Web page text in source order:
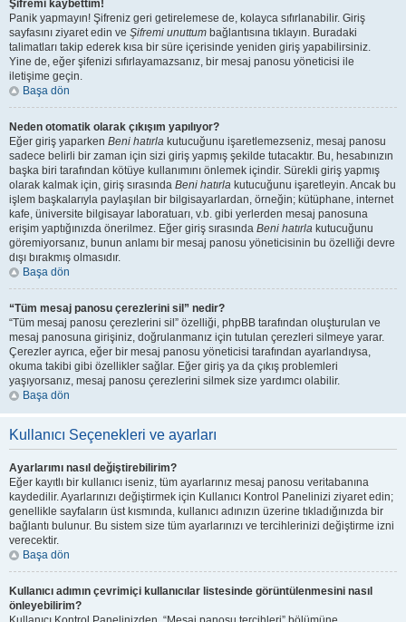
Şifremi kaybettim!
Panik yapmayın! Şifreniz geri getirelemese de, kolayca sıfırlanabilir. Giriş
sayfasını ziyaret edin ve Şifremi unuttum bağlantısına tıklayın. Buradaki
talimatları takip ederek kısa bir süre içerisinde yeniden giriş yapabilirsiniz.
Yine de, eğer şifenizi sıfırlayamazsanız, bir mesaj panosu yöneticisi ile
iletişime geçin.
Başa dön
Neden otomatik olarak çıkışım yapılıyor?
Eğer giriş yaparken Beni hatırla kutucuğunu işaretlemezseniz, mesaj panosu
sadece belirli bir zaman için sizi giriş yapmış şekilde tutacaktır. Bu, hesabınızın
başka biri tarafından kötüye kullanımını önlemek içindir. Sürekli giriş yapmış
olarak kalmak için, giriş sırasında Beni hatırla kutucuğunu işaretleyin. Ancak bu
işlem başkalarıyla paylaşılan bir bilgisayarlardan, örneğin; kütüphane, internet
kafe, üniversite bilgisayar laboratuarı, v.b. gibi yerlerden mesaj panosuna
erişim yaptığınızda önerilmez. Eğer giriş sırasında Beni hatırla kutucuğunu
göremiyorsanız, bunun anlamı bir mesaj panosu yöneticisinin bu özelliği devre
dışı bırakmış olmasıdır.
Başa dön
“Tüm mesaj panosu çerezlerini sil” nedir?
“Tüm mesaj panosu çerezlerini sil” özelliği, phpBB tarafından oluşturulan ve
mesaj panosuna girişiniz, doğrulanmanız için tutulan çerezleri silmeye yarar.
Çerezler ayrıca, eğer bir mesaj panosu yöneticisi tarafından ayarlandıysa,
okuma takibi gibi özellikler sağlar. Eğer giriş ya da çıkış problemleri
yaşıyorsanız, mesaj panosu çerezlerini silmek size yardımcı olabilir.
Başa dön
Kullanıcı Seçenekleri ve ayarları
Ayarlarımı nasıl değiştirebilirim?
Eğer kayıtlı bir kullanıcı iseniz, tüm ayarlarınız mesaj panosu veritabanına
kaydedilir. Ayarlarınızı değiştirmek için Kullanıcı Kontrol Panelinizi ziyaret edin;
genellikle sayfaların üst kısmında, kullanıcı adınızın üzerine tıkladığınızda bir
bağlantı bulunur. Bu sistem size tüm ayarlarınızı ve tercihlerinizi değiştirme izni
verecektir.
Başa dön
Kullanıcı adımın çevrimiçi kullanıcılar listesinde görüntülenmesini nasıl
önleyebilirim?